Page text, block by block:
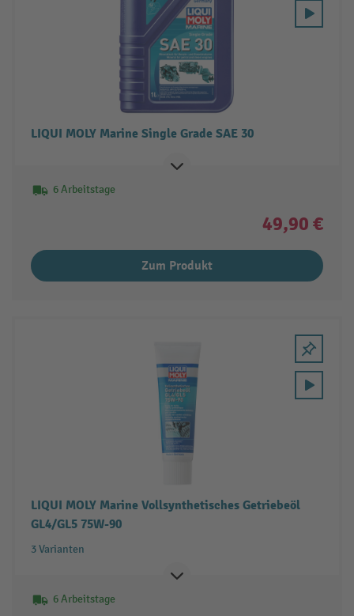
LIQUI MOLY Marine Single Grade SAE 30
6 Arbeitstage
49,90 €
Zum Produkt
LIQUI MOLY Marine Vollsynthetisches Getriebeöl
GL4/GL5 75W-90
3 Varianten
6 Arbeitstage